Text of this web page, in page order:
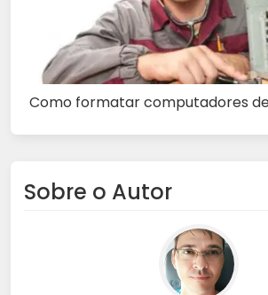
Como formatar computadores
Sobre o Autor